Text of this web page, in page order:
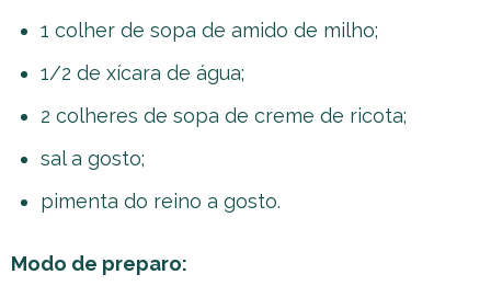
1 colher de sopa de amido de milho;
1/2 de xícara de água;
2 colheres de sopa de creme de ricota;
sal a gosto;
pimenta do reino a gosto.
Modo de preparo: